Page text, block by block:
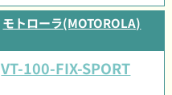
モトローラ(MOTOROLA)
VT-100-FIX-SPORT